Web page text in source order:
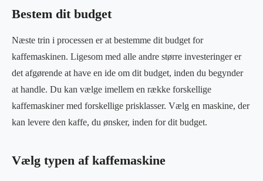
Bestem dit budget
Næste trin i processen er at bestemme dit budget for
kaffemaskinen. Ligesom med alle andre større investeringer er
det afgørende at have en ide om dit budget, inden du begynder
at handle. Du kan vælge imellem en række forskellige
kaffemaskiner med forskellige prisklasser. Vælg en maskine, der
kan levere den kaffe, du ønsker, inden for dit budget.
Vælg typen af kaffemaskine